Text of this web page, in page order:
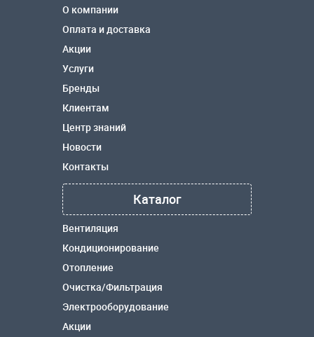
О компании
Оплата и доставка
Акции
Услуги
Бренды
Клиентам
Центр знаний
Новости
Контакты
Каталог
Вентиляция
Кондиционирование
Отопление
Очистка/Фильтрация
Электрооборудование
Акции